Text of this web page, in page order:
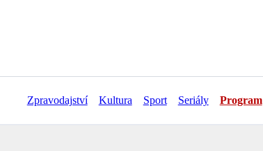
Zpravodajství Kultura Sport Seriály Program